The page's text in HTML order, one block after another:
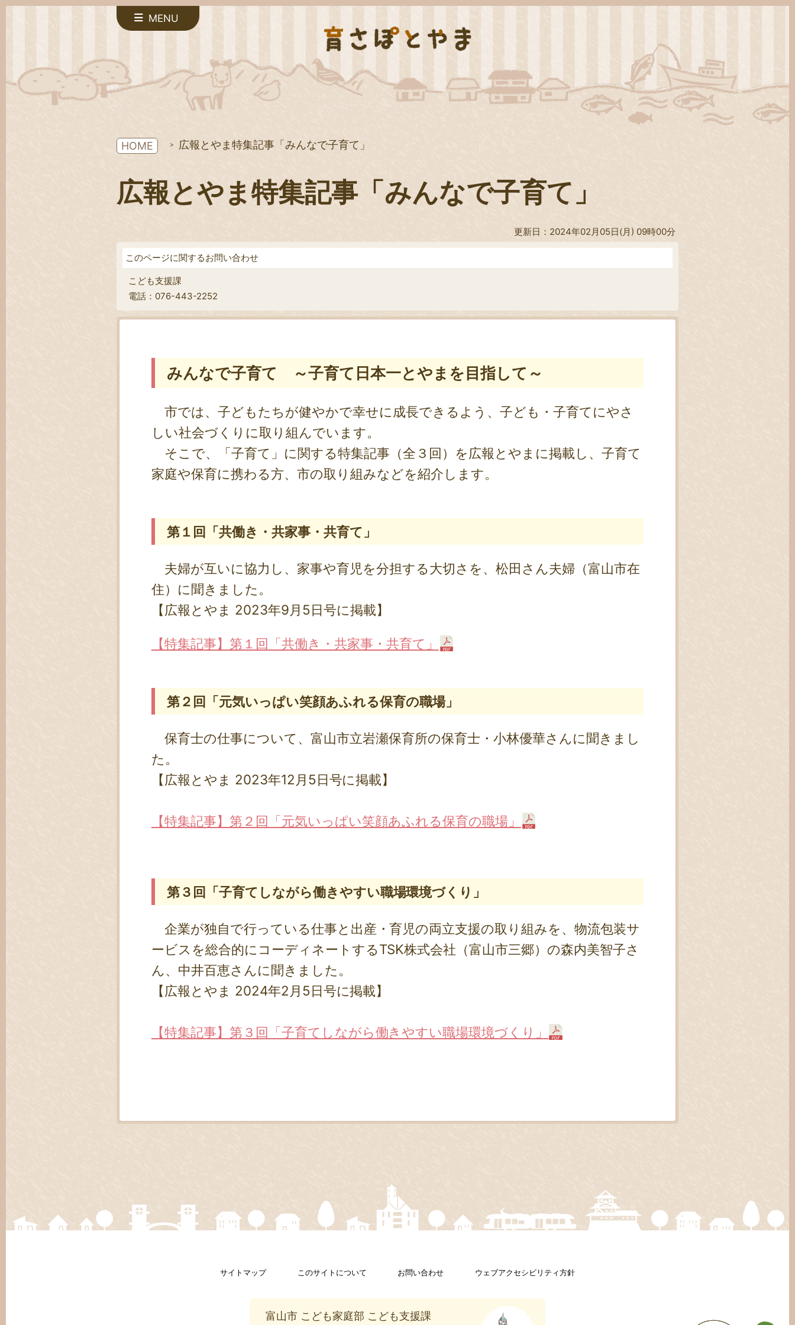
MENU
HOME 広報とやま特集記事「みんなで子育て」
広報とやま特集記事「みんなで子育て」
更新日：2024年02月05日(月) 09時00分
このページに関するお問い合わせ
こども支援課
電話：076-443-2252
みんなで子育て ～子育て日本一とやまを目指して～
市では、子どもたちが健やかで幸せに成長できるよう、子ども・子育てにやさ
しい社会づくりに取り組んでいます。
そこで、「子育て」に関する特集記事（全３回）を広報とやまに掲載し、子育て
家庭や保育に携わる方、市の取り組みなどを紹介します。
第１回「共働き・共家事・共育て」
夫婦が互いに協力し、家事や育児を分担する大切さを、松田さん夫婦（富山市在
住）に聞きました。
【広報とやま 2023年9月5日号に掲載】
【特集記事】第１回「共働き・共家事・共育て」
第２回「元気いっぱい笑顔あふれる保育の職場」
保育士の仕事について、富山市立岩瀬保育所の保育士・小林優華さんに聞きまし
た。
【広報とやま 2023年12月5日号に掲載】
【特集記事】第２回「元気いっぱい笑顔あふれる保育の職場」
第３回「子育てしながら働きやすい職場環境づくり」
企業が独自で行っている仕事と出産・育児の両立支援の取り組みを、物流包装サ
ービスを総合的にコーディネートするTSK株式会社（富山市三郷）の森内美智子さ
ん、中井百恵さんに聞きました。
【広報とやま 2024年2月5日号に掲載】
【特集記事】第３回「子育てしながら働きやすい職場環境づくり」
サイトマップ このサイトについて お問い合わせ ウェブアクセシビリティ方針
富山市 こども家庭部 こども支援課